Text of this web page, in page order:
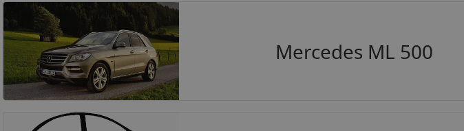
Mercedes ML 500